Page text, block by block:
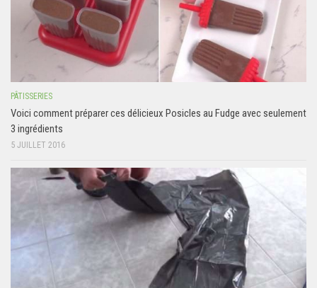
PÂTISSERIES
Voici comment préparer ces délicieux Posicles au Fudge avec seulement
3 ingrédients
5 JUILLET 2016